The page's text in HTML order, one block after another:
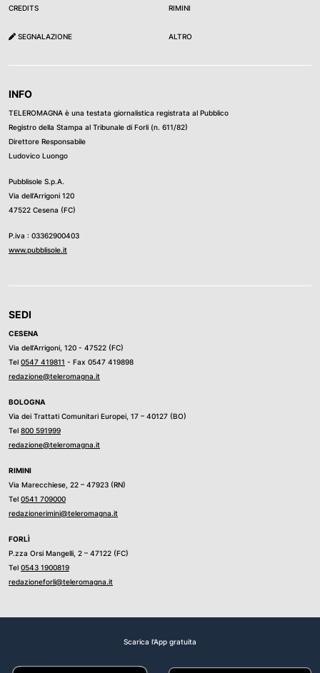
CREDITS
SEGNALAZIONE
RIMINI
ALTRO
INFO
TELEROMAGNA è una testata giornalistica registrata al Pubblico
Registro della Stampa al Tribunale di Forli (n. 611/82)
Direttore Responsabile
Ludovico Luongo
Pubblisole S.p.A.
Via dell’Arrigoni 120
47522 Cesena (FC)
P.iva : 03362900403
www.pubblisole.it
SEDI
CESENA
Via dell’Arrigoni, 120 - 47522 (FC)
Tel 0547 419811 - Fax 0547 419898
redazione@teleromagna.it
BOLOGNA
Via dei Trattati Comunitari Europei, 17 – 40127 (BO)
Tel 800 591999
redazione@teleromagna.it
RIMINI
Via Marecchiese, 22 – 47923 (RN)
Tel 0541 709000
redazionerimini@teleromagna.it
FORLÌ
P.zza Orsi Mangelli, 2 – 47122 (FC)
Tel 0543 1900819
redazioneforli@teleromagna.it
Scarica l'App gratuita